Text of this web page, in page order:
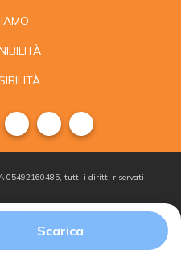
Scarica
05492160485, tutti i diritti riservati
i
Iscriviti alla
newsletter